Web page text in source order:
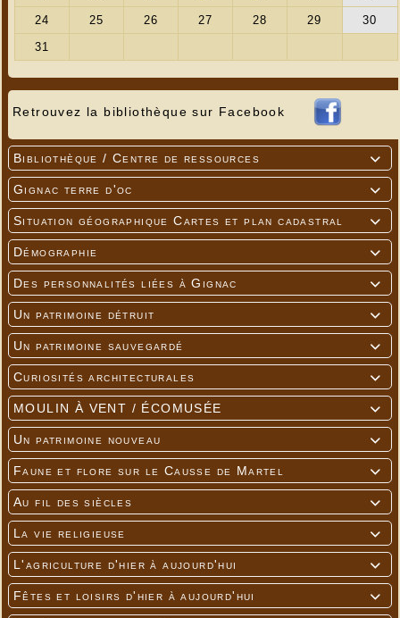
Retrouvez la bibliothèque sur Facebook

Bibliothèque / Centre de ressources

Gignac terre d'oc

Situation géographique Cartes et plan cadastral

Démographie

Des personnalités liées à Gignac

Un patrimoine détruit

Un patrimoine sauvegardé

Curiosités architecturales

MOULIN À VENT / ÉCOMUSÉE

Un patrimoine nouveau

Faune et flore sur le Causse de Martel

Au fil des siècles

La vie religieuse

L'agriculture d'hier à aujourd'hui

Fêtes et loisirs d'hier à aujourd'hui
Elle a trouvé la puce qui va lui permettre de
redevenir propriétaire d'un cheptel (catégorie D) !!!